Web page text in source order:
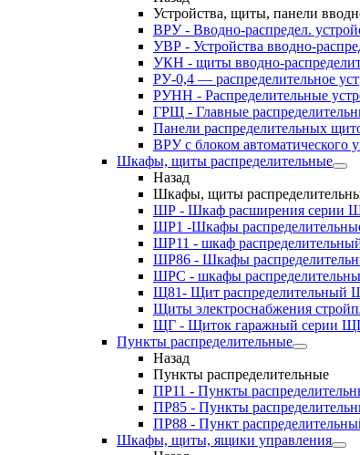
Устройства, щиты, панели
ВРУ - Вводно-распредел.
УВР - Устройства вводно-
УКН - щиты вводно-
РУ-0,4 — распределительное
РУНН - Распределительные
ГРЩ - Главные
Панели распределительных
ВРУ с блоком
Шкафы, щиты распределительные
Назад
Шкафы, щиты
ШР - Шкаф расширения серии
ШР1 -Шкафы
ШР11 - шкаф
ШР86 - Шкафы
ШРС - шкафы
Щ81- Щит распределительный
Щиты электроснабжения
ЩГ - Щиток гаражный серии
Пункты распределительные
Назад
Пункты распределительные
ПР11 - Пункты
ПР85 - Пункты
ПР88 - Пункт
Шкафы, щиты, ящики управления